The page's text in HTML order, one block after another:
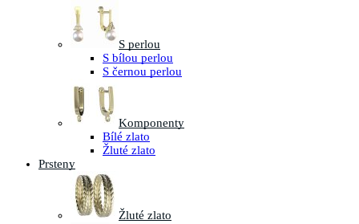
S perlou
S bílou perlou
S černou perlou
Komponenty
Bílé zlato
Žluté zlato
Prsteny
Žluté zlato